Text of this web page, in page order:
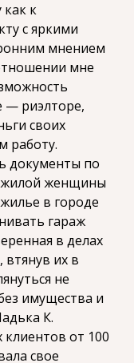
к
с яркими
мнением
мне
— риэлторе,
своих
работу.
документы по
женщины
в городе
гараж
в делах
втянув их в
не
имущества и
К.
от 100
свое